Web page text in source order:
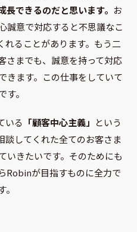
できるのだと思います。 お
誠意で対応すると不思議なこ
れることがあります。もう二
さまでも、誠意を持って対応
きます。この仕事をしていて
。
いる 「顧客中心主義」 という
してくれた全てのお客さま
いきたいです。そのためにも
Robinが目指すものに全力で